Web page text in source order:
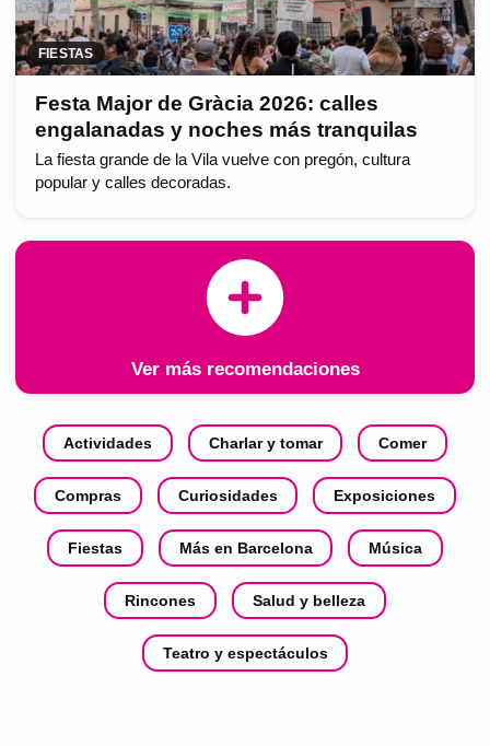
FIESTAS
Festa Major de Gràcia 2026: calles
engalanadas y noches más tranquilas
La fiesta grande de la Vila vuelve con pregón, cultura
popular y calles decoradas.
Ver más recomendaciones
Actividades Charlar y tomar Comer
Compras Curiosidades Exposiciones
Fiestas Más en Barcelona Música
Rincones Salud y belleza
Teatro y espectáculos